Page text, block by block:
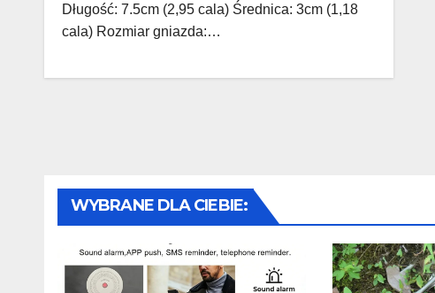
Długość: 7.5cm (2,95 cala) Średnica: 3cm (1,18
cala) Rozmiar gniazda:…
WYBRANE DLA CIEBIE: